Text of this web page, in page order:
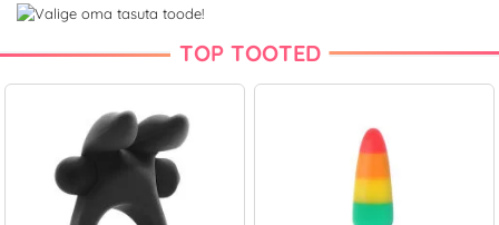
TOP TOOTED